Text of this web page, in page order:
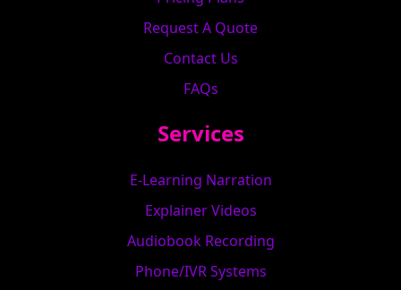
Request A Quote
Contact Us
FAQs
Services
E-Learning Narration
Explainer Videos
Audiobook Recording
Phone/IVR Systems